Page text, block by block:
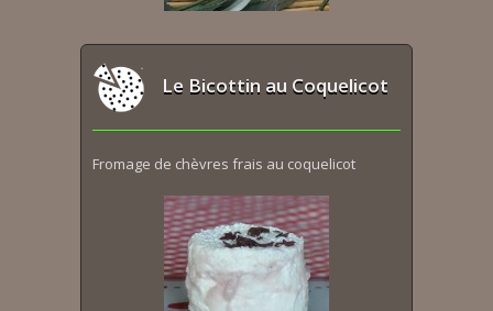
Le Bicottin au Coquelicot
Fromage de chèvres frais au coquelicot